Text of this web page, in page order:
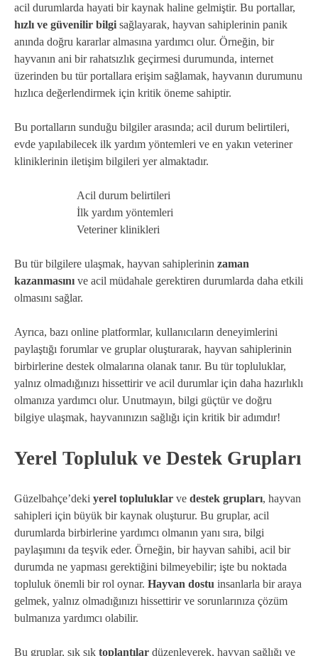
acil durumlarda hayati bir kaynak haline gelmiştir. Bu portallar,
hızlı ve güvenilir bilgi sağlayarak, hayvan sahiplerinin panik
anında doğru kararlar almasına yardımcı olur. Örneğin, bir
hayvanın ani bir rahatsızlık geçirmesi durumunda, internet
üzerinden bu tür portallara erişim sağlamak, hayvanın durumunu
hızlıca değerlendirmek için kritik öneme sahiptir.
Bu portalların sunduğu bilgiler arasında; acil durum belirtileri,
evde yapılabilecek ilk yardım yöntemleri ve en yakın veteriner
kliniklerinin iletişim bilgileri yer almaktadır.
Acil durum belirtileri
İlk yardım yöntemleri
Veteriner klinikleri
Bu tür bilgilere ulaşmak, hayvan sahiplerinin zaman
kazanmasını ve acil müdahale gerektiren durumlarda daha etkili
olmasını sağlar.
Ayrıca, bazı online platformlar, kullanıcıların deneyimlerini
paylaştığı forumlar ve gruplar oluşturarak, hayvan sahiplerinin
birbirlerine destek olmalarına olanak tanır. Bu tür topluluklar,
yalnız olmadığınızı hissettirir ve acil durumlar için daha hazırlıklı
olmanıza yardımcı olur. Unutmayın, bilgi güçtür ve doğru
bilgiye ulaşmak, hayvanınızın sağlığı için kritik bir adımdır!
Yerel Topluluk ve Destek Grupları
Güzelbahçe’deki yerel topluluklar ve destek grupları, hayvan
sahipleri için büyük bir kaynak oluşturur. Bu gruplar, acil
durumlarda birbirlerine yardımcı olmanın yanı sıra, bilgi
paylaşımını da teşvik eder. Örneğin, bir hayvan sahibi, acil bir
durumda ne yapması gerektiğini bilmeyebilir; işte bu noktada
topluluk önemli bir rol oynar. Hayvan dostu insanlarla bir araya
gelmek, yalnız olmadığınızı hissettirir ve sorunlarınıza çözüm
bulmanıza yardımcı olabilir.
Bu gruplar, sık sık toplantılar düzenleyerek, hayvan sağlığı ve